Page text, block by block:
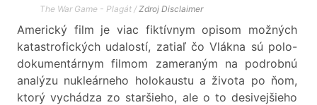
The War Game - Plagát / Zdroj Disclaimer
Americký film je viac fiktívnym opisom možných
katastrofických udalostí, zatiaľ čo Vlákna sú polo-
dokumentárnym filmom zameraným na podrobnú
analýzu nukleárneho holokaustu a života po ňom,
ktorý vychádza zo staršieho, ale o to desivejšieho